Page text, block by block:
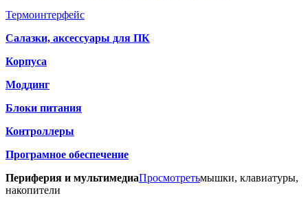
Термоинтерфейс
Салазки, аксессуары для ПК
Корпуса
Моддинг
Блоки питания
Контроллеры
Програмное обеспечение
Периферия и мультимедиаПросмотретьмышки, клавиатуры,
накопители